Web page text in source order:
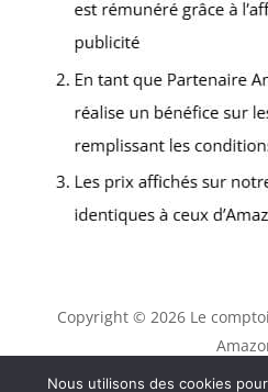
Copyright © 2026 Le
Nous utilisons des cookies